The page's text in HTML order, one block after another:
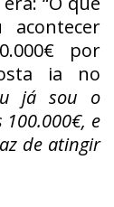
por
ia no
já sou o
e
de atingir